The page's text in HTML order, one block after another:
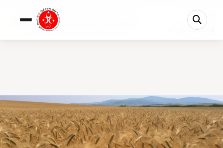
Tarweverbouw in Turkije: Soorten, Prijzen &#038...
20 min resterend